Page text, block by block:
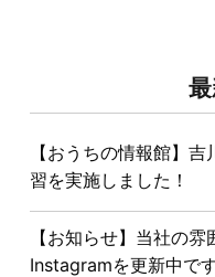
【おうちの情報館】
習を実施しました！
【お知らせ】当社の
Instagramを更新中で